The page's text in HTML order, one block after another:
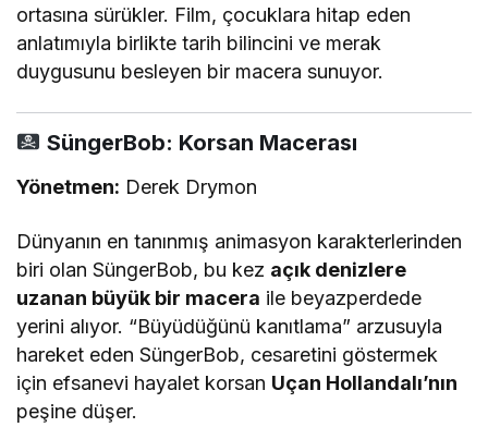
ortasına sürükler. Film, çocuklara hitap eden
anlatımıyla birlikte tarih bilincini ve merak
duygusunu besleyen bir macera sunuyor.
SüngerBob: Korsan Macerası
Yönetmen: Derek Drymon
Dünyanın en tanınmış animasyon karakterlerinden
biri olan SüngerBob, bu kez açık denizlere
uzanan büyük bir macera ile beyazperdede
yerini alıyor. “Büyüdüğünü kanıtlama” arzusuyla
hareket eden SüngerBob, cesaretini göstermek
için efsanevi hayalet korsan Uçan Hollandalı’nın
peşine düşer.